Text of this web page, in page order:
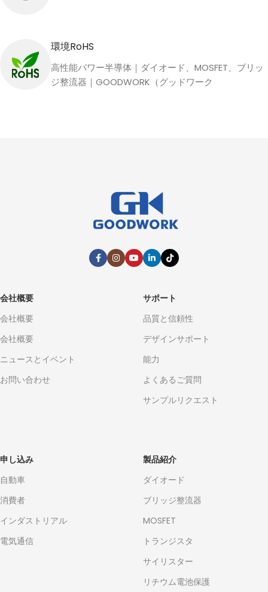
環境RoHS
高性能パワー半導体｜ダイオード、MOSFET、ブリッ
ジ整流器｜GOODWORK（グッドワーク
会社概要
会社概要
会社概要
ニュースとイベント
お問い合わせ
サポート
品質と信頼性
デザインサポート
能力
よくあるご質問
サンプルリクエスト
申し込み
自動車
消費者
インダストリアル
電気通信
製品紹介
ダイオード
ブリッジ整流器
MOSFET
トランジスタ
サイリスター
リチウム電池保護